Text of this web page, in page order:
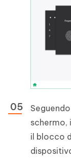
il blocco